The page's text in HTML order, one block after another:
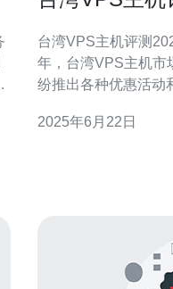
台湾VPS主机评测2021:
年，台湾VPS主机市
纷推出各种优惠活动
的主机。 我们选取了几家在台湾地区口碑较好的VPS
2025年6月22日